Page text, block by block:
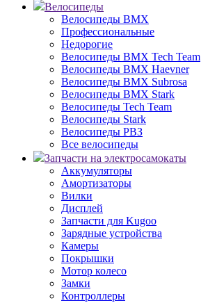
Велосипеды
Велосипеды BMX
Профессиональные
Недорогие
Велосипеды BMX Tech Team
Велосипеды BMX Haevner
Велосипеды BMX Subrosa
Велосипеды BMX Stark
Велосипеды Tech Team
Велосипеды Stark
Велосипеды РВЗ
Все велосипеды
Запчасти на электросамокаты
Аккумуляторы
Амортизаторы
Вилки
Дисплей
Запчасти для Kugoo
Зарядные устройства
Камеры
Покрышки
Мотор колесо
Замки
Контроллеры